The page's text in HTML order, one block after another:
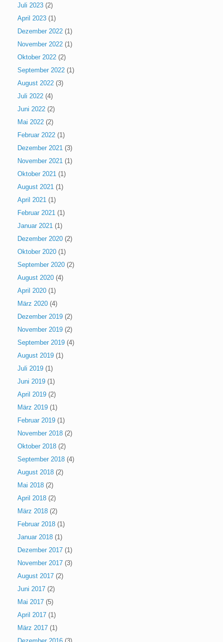
Juli 2023 (2)
April 2023 (1)
Dezember 2022 (1)
November 2022 (1)
Oktober 2022 (2)
September 2022 (1)
August 2022 (3)
Juli 2022 (4)
Juni 2022 (2)
Mai 2022 (2)
Februar 2022 (1)
Dezember 2021 (3)
November 2021 (1)
Oktober 2021 (1)
August 2021 (1)
April 2021 (1)
Februar 2021 (1)
Januar 2021 (1)
Dezember 2020 (2)
Oktober 2020 (1)
September 2020 (2)
August 2020 (4)
April 2020 (1)
März 2020 (4)
Dezember 2019 (2)
November 2019 (2)
September 2019 (4)
August 2019 (1)
Juli 2019 (1)
Juni 2019 (1)
April 2019 (2)
März 2019 (1)
Februar 2019 (1)
November 2018 (2)
Oktober 2018 (2)
September 2018 (4)
August 2018 (2)
Mai 2018 (2)
April 2018 (2)
März 2018 (2)
Februar 2018 (1)
Januar 2018 (1)
Dezember 2017 (1)
November 2017 (3)
August 2017 (2)
Juni 2017 (2)
Mai 2017 (5)
April 2017 (1)
März 2017 (1)